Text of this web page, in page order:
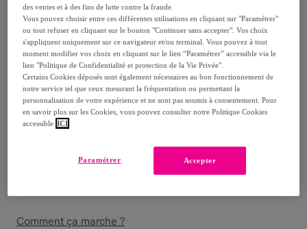
280,02 €
-33%
Vendu parMISTER PRO - Grohe
Livraison
Livraison à partir de5,90 €
Comment ça marche ?
des ventes et à des fins de lutte contre la fraude.
Vous pouvez choisir entre ces différentes utilisations en cliquant sur "Paramétrer"
ou tout refuser en cliquant sur le bouton "Continuer sans accepter". Vos choix
s'appliquent uniquement sur ce navigateur et/ou terminal. Vous pouvez à tout
moment modifier vos choix en cliquant sur le lien “Paramétrer” accessible via le
lien "Politique de Confidentialité et protection de la Vie Privée".
Certains Cookies déposés sont également nécessaires au bon fonctionnement de
notre service tel que ceux mesurant la fréquentation ou permettant la
personnalisation de votre expérience et ne sont pas soumis à consentement. Pour
en savoir plus sur les Cookies, vous pouvez consulter notre Politique Cookies
accessible ICI
Accepter
Paramétrer